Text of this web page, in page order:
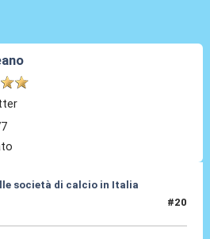
società di calcio in Italia
#20